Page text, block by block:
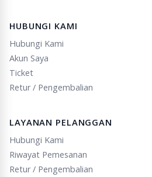
HUBUNGI KAMI
Hubungi Kami
Akun Saya
Ticket
Retur / Pengembalian
LAYANAN PELANGGAN
Hubungi Kami
Riwayat Pemesanan
Retur / Pengembalian